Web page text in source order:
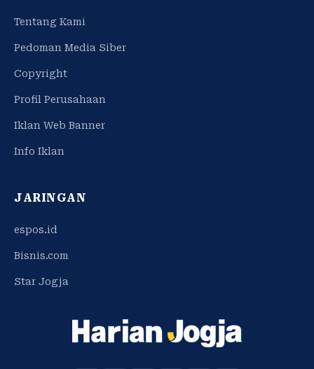
Tentang Kami
Pedoman Media Siber
Copyright
Profil Perusahaan
Iklan Web Banner
Info Iklan
JARINGAN
espos.id
Bisnis.com
Star Jogja